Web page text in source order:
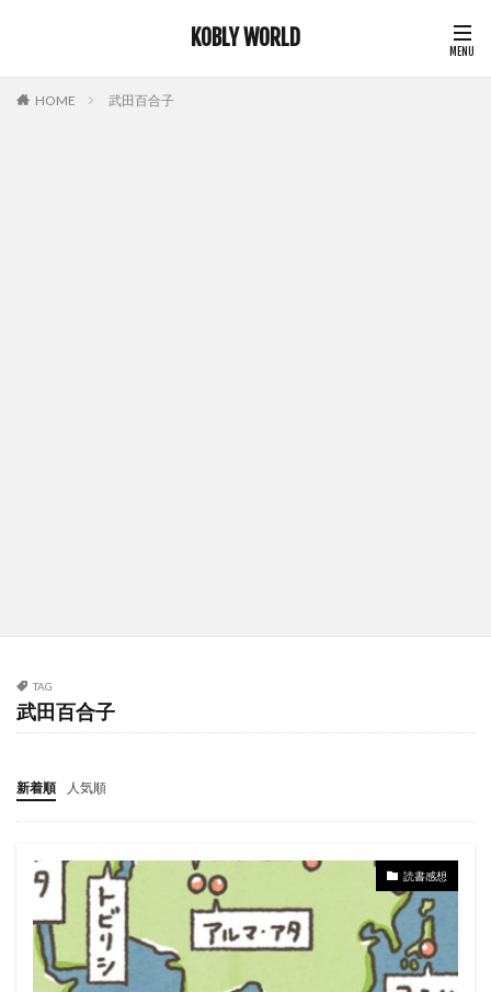
KOBLY WORLD
HOME 武田百合子
TAG
武田百合子
新着順 人気順
読書感想